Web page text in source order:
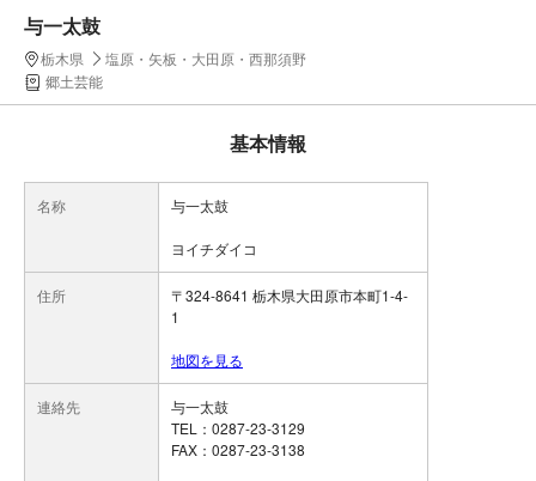
与一太鼓
栃木県
塩原・矢板・大田原・西那須野
郷土芸能
基本情報
名称 与一太鼓
ヨイチダイコ
住所
〒324-8641 栃木県大田原市本町1-4-
1
地図を見る
連絡先
与一太鼓
TEL：0287-23-3129
FAX：0287-23-3138